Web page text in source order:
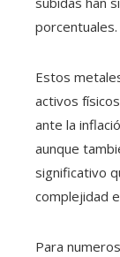
porcentuales.
Estos
activos
ante la
aunque
significativo
complejidad
Para